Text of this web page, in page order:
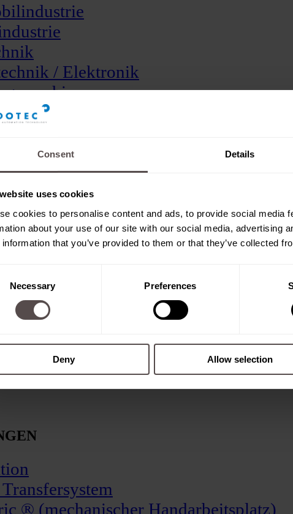
Consent Details
uses cookies
cookies to personalise content and ads, to provide social media
about your use of our site with our social media, advertising
information that you’ve provided to them or that they’ve collected
Necessary Preferences
Deny Allow selection
/ Elektronik
und Instrumentenbau
/ Elektronik
® (mechanischer Handarbeitsplatz)